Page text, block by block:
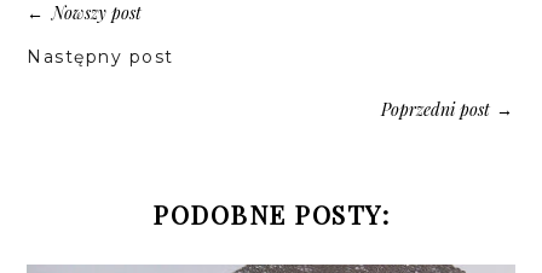
←Nowszy post
Następny post
Poprzedni post→
PODOBNE POSTY: